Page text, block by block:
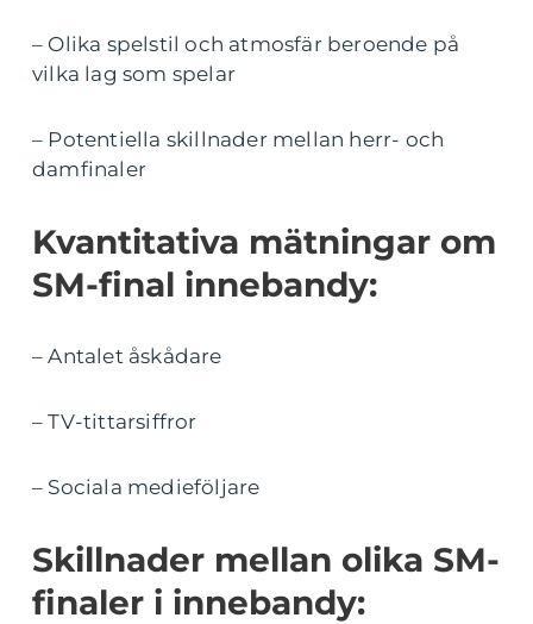
– Olika spelstil och atmosfär beroende på
vilka lag som spelar
– Potentiella skillnader mellan herr- och
damfinaler
Kvantitativa mätningar om
SM-final innebandy:
– Antalet åskådare
– TV-tittarsiffror
– Sociala medieföljare
Skillnader mellan olika SM-
finaler i innebandy: